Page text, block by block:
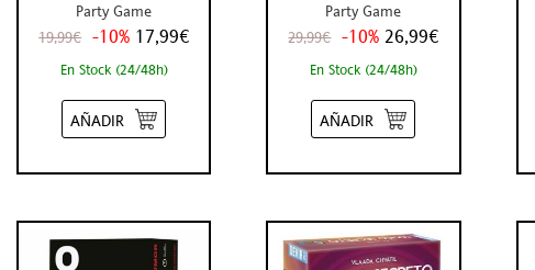
Party Game
19,99€ -10% 17,99€
En Stock (24/48h)
AÑADIR
Party Game
29,99€ -10%26,99€
En Stock (24/48h)
AÑADIR